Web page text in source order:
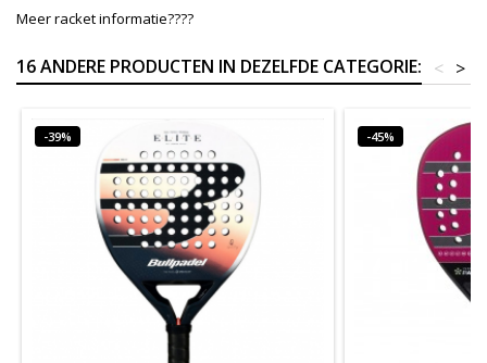
Meer racket informatie????
16 ANDERE PRODUCTEN IN DEZELFDE CATEGORIE: >
<
-39% -45%